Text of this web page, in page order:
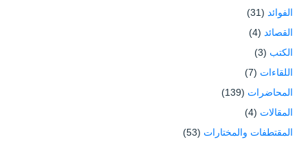
الفوائد (31)
القصائد (4)
الكتب (3)
اللقاءات (7)
المحاضرات (139)
المقالات (4)
المقتطفات والمختارات (53)